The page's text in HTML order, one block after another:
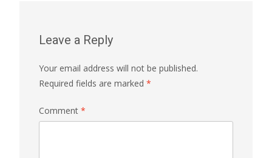
Leave a Reply
Your email address will not be published.
Required fields are marked *
Comment *